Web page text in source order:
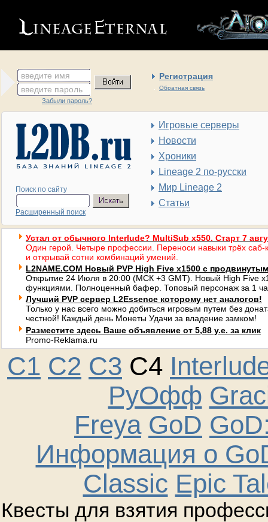
введите имя Регистрация
Обратная связь
введите пароль
Забыли пароль?
Поиск по сайту
Расширенный поиск
Игровые серверы
Новости
Хроники
Lineage 2 по-русски
Мир Lineage 2
Статьи
Устал от обычного Interlude? MultiSub x550. Старт 7
Один герой. Четыре профессии. Переноси навыки трёх саб-
и открывай сотни комбинаций умений.
L2NAME.COM Новый PVP High Five x1500 с
Открытие 24 Июля в 20:00 (МСК +3 GMT). Новый High Five
функциями. Полноценный бафер. Топовый персонаж за 1
Лучший PVP сервер L2Essence которому нет аналогов!
Только у нас всего можно добиться игровым путем без
честной! Каждый день Монеты Удачи за владение замком!
Разместите здесь Ваше объявление от 5,88 у.е. за клик
Promo-Reklama.ru
C1 C2 C3 C4
РуОфф
Freya GoD
Информация о
Classic Epic
Квесты для взятия